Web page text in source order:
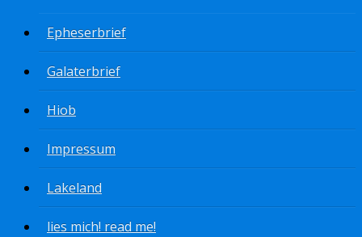
Epheserbrief
Galaterbrief
Hiob
Impressum
Lakeland
lies mich! read me!